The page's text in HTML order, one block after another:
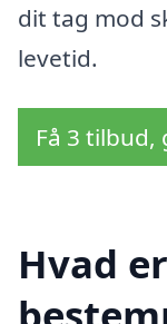
dit tag mod
levetid.
Få 3
Hvad